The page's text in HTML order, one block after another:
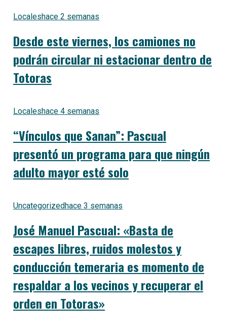
Localeshace 2 semanas
Desde este viernes, los camiones no
podrán circular ni estacionar dentro de
Totoras
Localeshace 4 semanas
“Vínculos que Sanan”: Pascual
presentó un programa para que ningún
adulto mayor esté solo
Uncategorizedhace 3 semanas
José Manuel Pascual: «Basta de
escapes libres, ruidos molestos y
conducción temeraria es momento de
respaldar a los vecinos y recuperar el
orden en Totoras»